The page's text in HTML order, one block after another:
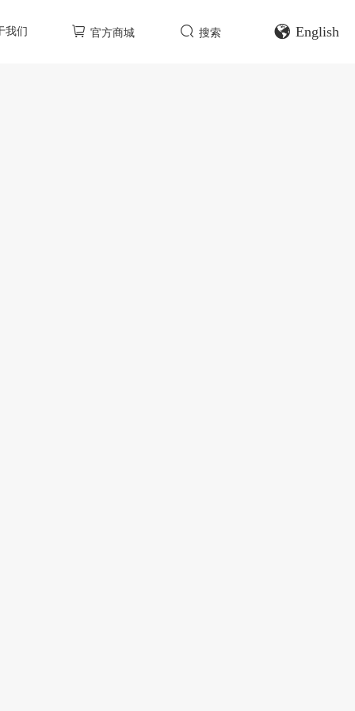
我们 官方商城 搜索 English